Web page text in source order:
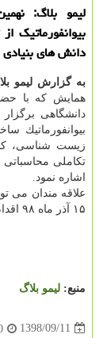
لیمو بلاگ:
دانش های
به گزارش لیمو
همایش كه با
دانشگاهی
بیوانفورماتیك
زیست شناسی،
تكاملی
اشاره نمود.
علاقه مندان می
۱۵ آذر ماه ۹۸ اقدام نمایند.
منبع: لیمو بلاگ
1398/09/11